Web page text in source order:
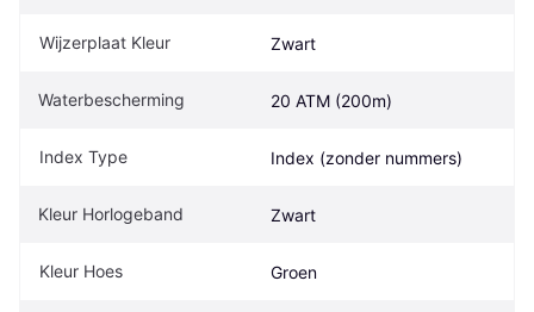
Wijzerplaat Kleur Zwart
Waterbescherming 20 ATM (200m)
Index Type Index (zonder nummers)
Kleur Horlogeband Zwart
Kleur Hoes Groen